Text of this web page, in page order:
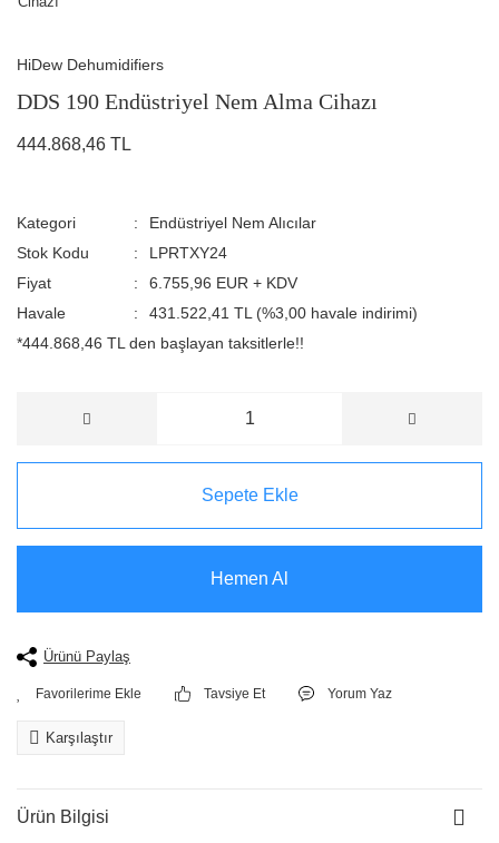
HiDew Dehumidifiers
DDS 190 Endüstriyel Nem Alma Cihazı
444.868,46 TL
Kategori
Endüstriyel Nem Alıcılar
Stok Kodu
LPRTXY24
Fiyat
6.755,96 EUR + KDV
Havale
431.522,41 TL (%3,00 havale indirimi)
*444.868,46 TL den başlayan taksitlerle!!
Sepete Ekle
Hemen Al
Ürünü Paylaş
Tavsiye Et Yorum Yaz
Karşılaştır
Ürün Bilgisi